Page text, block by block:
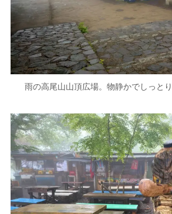
雨の高尾山山頂広場。物静かでしっと